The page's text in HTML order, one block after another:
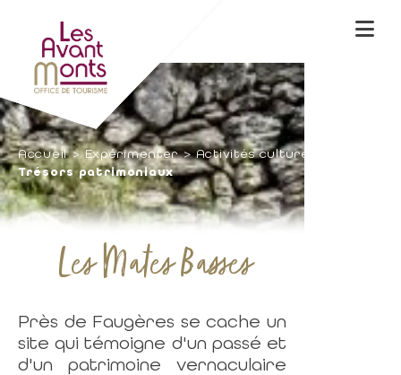
Accueil Expérimenter Activités culturelles
Trésors patrimoniaux
Les Mates Basses
Près de Faugères se cache un
site qui témoigne d'un passé et
d'un patrimoine vernaculaire